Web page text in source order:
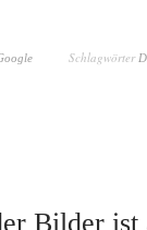
Schlagwörter
Bilder ist